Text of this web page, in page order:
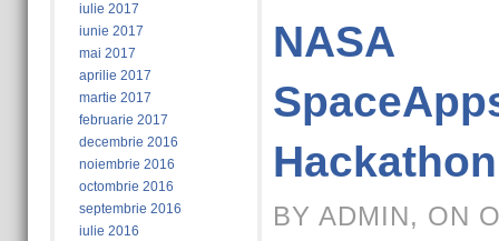
iulie 2017
iunie 2017
mai 2017
aprilie 2017
martie 2017
februarie 2017
decembrie 2016
noiembrie 2016
octombrie 2016
septembrie 2016
iulie 2016
NASA
BY ADMIN, ON